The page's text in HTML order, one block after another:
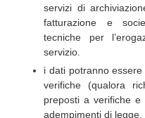
servizi di
fatturazione e
tecniche per
servizio.
i dati potranno
verifiche (qualora
preposti a verifiche e
adempimenti di legge.